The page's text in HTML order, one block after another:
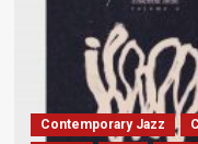
Contemporary Jazz